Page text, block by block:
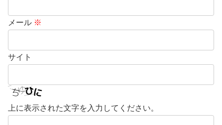
メール ※
サイト
上に表示された文字を入力してください。